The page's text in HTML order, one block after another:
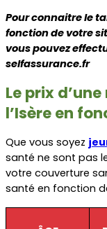
Pour connaitre le
fonction de votre
vous pouvez
selfassurance.fr
Le prix
l’Isère en
Que vous soyez
santé ne sont pas
votre couverture
santé en fonction